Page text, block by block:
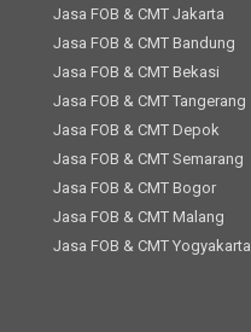
Jasa FOB & CMT Jakarta
Jasa FOB & CMT Bandung
Jasa FOB & CMT Bekasi
Jasa FOB & CMT Tangerang
Jasa FOB & CMT Depok
Jasa FOB & CMT Semarang
Jasa FOB & CMT Bogor
Jasa FOB & CMT Malang
Jasa FOB & CMT Yogyakarta